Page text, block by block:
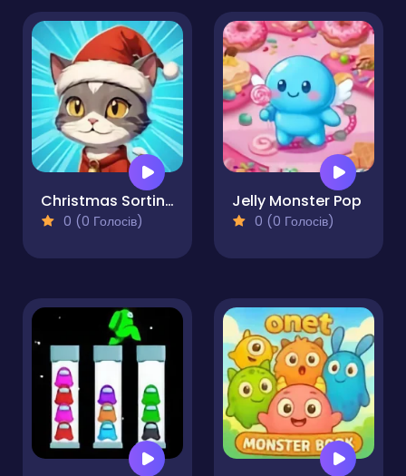
Christmas Sorting
0 (0 Голосів)
Jelly Monster Pop
0 (0 Голосів)